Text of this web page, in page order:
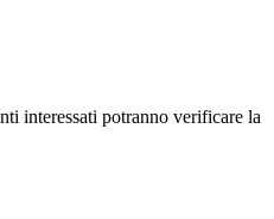
interessati potranno verificare la